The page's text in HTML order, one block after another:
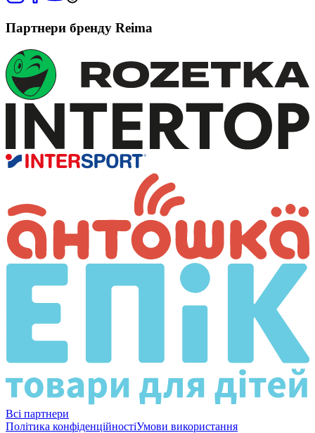
Партнери бренду Reima
Всі партнери
Політика конфіденційностіУмови використання